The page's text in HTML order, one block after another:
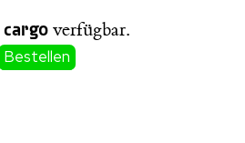
cargo verfügbar.
Bestellen